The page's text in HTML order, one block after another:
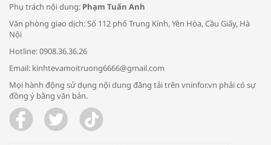
Bác sĩ tư vấn cách phòng tránh bệnh
đường hô hấp trong thời tiết giao mùa
Trao yêu thương cho em
Phụ trách nội dung: Phạm Tuấn Anh
Văn phòng giao dịch: Số 112 phố Trung Kính, Yên Hòa, Cầu Giấy, Hà
Nội
Hotline: 0908.36.36.26
Email: kinhtevamoitruong6666@gmail.com
Mọi hành động sử dụng nội dung đăng tải trên vninfor.vn phải có sự
đồng ý bằng văn bản.